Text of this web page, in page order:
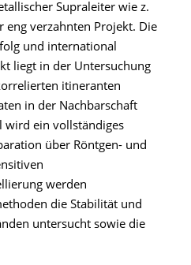
Supraleiter wie z.
eng verzahnten Projekt. Die
und international
liegt in der Untersuchung
itineranten
in der Nachbarschaft
wird ein vollständiges
über Röntgen- und
werden
die Stabilität und
untersucht sowie die